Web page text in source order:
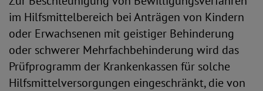
im Hilfsmittelbereich bei Anträgen von Kindern
oder Erwachsenen mit geistiger Behinderung
oder schwerer Mehrfachbehinderung wird das
Prüfprogramm der Krankenkassen für solche
Hilfsmittelversorgungen eingeschränkt, die von